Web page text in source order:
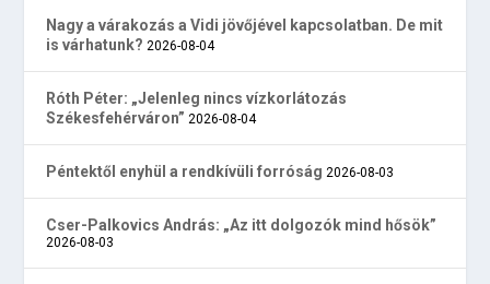
Nagy a várakozás a Vidi jövőjével kapcsolatban. De mit
is várhatunk? 2026-08-04
Róth Péter: „Jelenleg nincs vízkorlátozás
Székesfehérváron” 2026-08-04
Péntektől enyhül a rendkívüli forróság 2026-08-03
Cser-Palkovics András: „Az itt dolgozók mind hősök”
2026-08-03